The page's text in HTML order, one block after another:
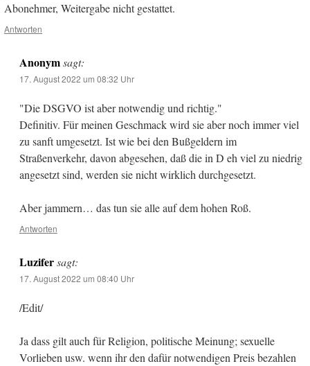
Abonehmer, Weitergabe nicht gestattet.
Antworten
Anonym sagt:
17. August 2022 um 08:32 Uhr
"Die DSGVO ist aber notwendig und richtig."
Definitiv. Für meinen Geschmack wird sie aber noch immer viel
zu sanft umgesetzt. Ist wie bei den Bußgeldern im
Straßenverkehr, davon abgesehen, daß die in D eh viel zu niedrig
angesetzt sind, werden sie nicht wirklich durchgesetzt.
Aber jammern… das tun sie alle auf dem hohen Roß.
Antworten
Luzifer sagt:
17. August 2022 um 08:40 Uhr
/Edit/
Ja dass gilt auch für Religion, politische Meinung; sexuelle
Vorlieben usw. wenn ihr den dafür notwendigen Preis bezahlen